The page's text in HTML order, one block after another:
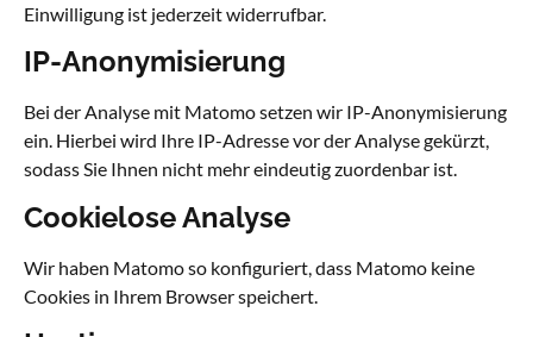
Einwilligung ist jederzeit widerrufbar.
IP-Anonymisierung
Bei der Analyse mit Matomo setzen wir IP-Anonymisierung
ein. Hierbei wird Ihre IP-Adresse vor der Analyse gekürzt,
sodass Sie Ihnen nicht mehr eindeutig zuordenbar ist.
Cookielose Analyse
Wir haben Matomo so konfiguriert, dass Matomo keine
Cookies in Ihrem Browser speichert.